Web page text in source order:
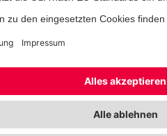
Ihre E-Mail-Adresse
Ich habe die